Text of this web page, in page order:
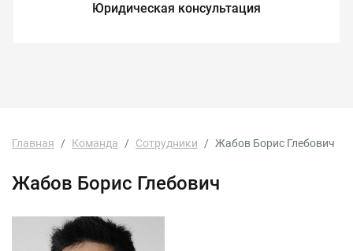
Юридическая консультация
Главная Команда Сотрудники Жабов Борис Глебович
Жабов Борис Глебович